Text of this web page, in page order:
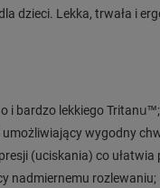
dzieci. Lekka, trwała i
i bardzo lekkiegoTritanu™;
wygodny
(uciskania) co ułatwia
nadmiernemu rozlewaniu;